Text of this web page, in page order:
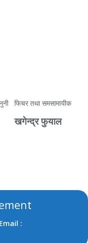
फिचर तथा समसामायीक
खगेन्द्र फुयाल
: